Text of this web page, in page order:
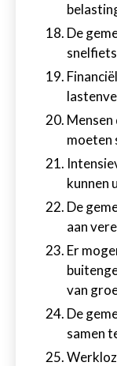
De
Mensen
moeten
kunnen
De
aan
Er
van
De
samen